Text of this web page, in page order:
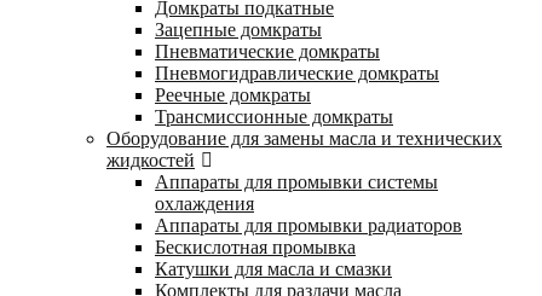
Домкраты подкатные
Зацепные домкраты
Пневматические домкраты
Пневмогидравлические домкраты
Реечные домкраты
Трансмиссионные домкраты
Оборудование для замены масла и технических
жидкостей
Аппараты для промывки системы
охлаждения
Аппараты для промывки радиаторов
Бескислотная промывка
Катушки для масла и смазки
Комплекты для раздачи масла